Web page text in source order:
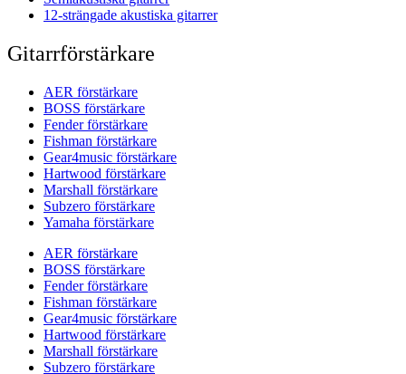
12-strängade akustiska gitarrer
Gitarrförstärkare
AER förstärkare
BOSS förstärkare
Fender förstärkare
Fishman förstärkare
Gear4music förstärkare
Hartwood förstärkare
Marshall förstärkare
Subzero förstärkare
Yamaha förstärkare
AER förstärkare
BOSS förstärkare
Fender förstärkare
Fishman förstärkare
Gear4music förstärkare
Hartwood förstärkare
Marshall förstärkare
Subzero förstärkare